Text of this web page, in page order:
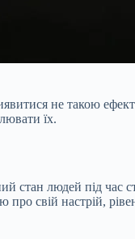
не такою
їх.
стан людей під час
свій настрій,